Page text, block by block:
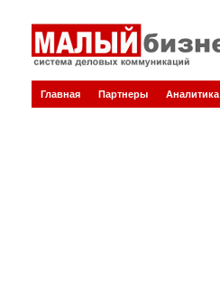
Главная Партнеры Аналитика